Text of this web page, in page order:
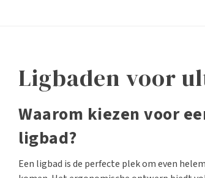
Ligbaden voor
Waarom kiezen voor
ligbad?
Een ligbad is de perfecte plek om even